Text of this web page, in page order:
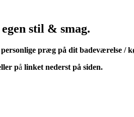
stil & smag.
præg på dit badeværelse /
på linket nederst på siden.